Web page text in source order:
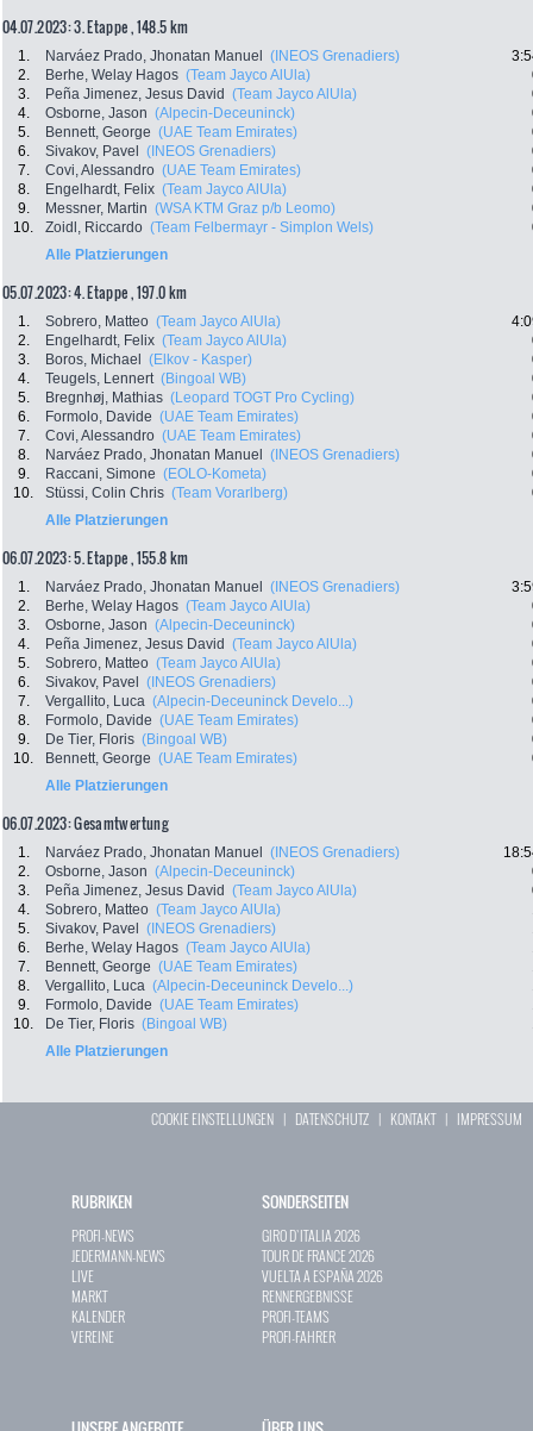
04.07.2023: 3. Etappe , 148.5 km
1. Narváez Prado, Jhonatan Manuel (INEOS Grenadiers)
2.
Berhe, Welay Hagos (Team Jayco AlUla)
3.
Peña Jimenez, Jesus David (Team Jayco AlUla)
4.
Osborne, Jason (Alpecin-Deceuninck)
5.
Bennett, George (UAE Team Emirates)
6.
Sivakov, Pavel (INEOS Grenadiers)
7.
Covi, Alessandro (UAE Team Emirates)
8.
Engelhardt, Felix (Team Jayco AlUla)
9.
Messner, Martin (WSA KTM Graz p/b Leomo)
10.
Zoidl, Riccardo (Team Felbermayr - Simplon Wels)
Alle Platzierungen
05.07.2023: 4. Etappe , 197.0 km
1. Sobrero, Matteo (Team Jayco AlUla)
2.
Engelhardt, Felix (Team Jayco AlUla)
3.
Boros, Michael (Elkov - Kasper)
4.
Teugels, Lennert (Bingoal WB)
5.
Bregnhøj, Mathias (Leopard TOGT Pro Cycling)
6.
Formolo, Davide (UAE Team Emirates)
7.
Covi, Alessandro (UAE Team Emirates)
8.
Narváez Prado, Jhonatan Manuel (INEOS Grenadiers)
9.
Raccani, Simone (EOLO-Kometa)
10.
Stüssi, Colin Chris (Team Vorarlberg)
Alle Platzierungen
06.07.2023: 5. Etappe , 155.8 km
1. Narváez Prado, Jhonatan Manuel (INEOS Grenadiers)
2.
Berhe, Welay Hagos (Team Jayco AlUla)
3.
Osborne, Jason (Alpecin-Deceuninck)
4.
Peña Jimenez, Jesus David (Team Jayco AlUla)
5.
Sobrero, Matteo (Team Jayco AlUla)
6.
Sivakov, Pavel (INEOS Grenadiers)
7.
Vergallito, Luca (Alpecin-Deceuninck Develo...)
8.
Formolo, Davide (UAE Team Emirates)
9.
De Tier, Floris (Bingoal WB)
10.
Bennett, George (UAE Team Emirates)
Alle Platzierungen
06.07.2023: Gesamtwertung
1. Narváez Prado, Jhonatan Manuel (INEOS Grenadiers)
2.
Osborne, Jason (Alpecin-Deceuninck)
3.
Peña Jimenez, Jesus David (Team Jayco AlUla)
4.
Sobrero, Matteo (Team Jayco AlUla)
5.
Sivakov, Pavel (INEOS Grenadiers)
6.
Berhe, Welay Hagos (Team Jayco AlUla)
7.
Bennett, George (UAE Team Emirates)
8.
Vergallito, Luca (Alpecin-Deceuninck Develo...)
9.
Formolo, Davide (UAE Team Emirates)
10.
De Tier, Floris (Bingoal WB)
Alle Platzierungen
COOKIE EINSTELLUNGEN | DATENSCHUTZ | KONTAKT| IMPRESSUM
RUBRIKEN
PROFI-NEWS
JEDERMANN-NEWS
LIVE
MARKT
KALENDER
VEREINE
SONDERSEITEN
GIRO D`ITALIA 2026
TOUR DE FRANCE 2026
VUELTA A ESPAÑA 2026
RENNERGEBNISSE
PROFI-TEAMS
PROFI-FAHRER